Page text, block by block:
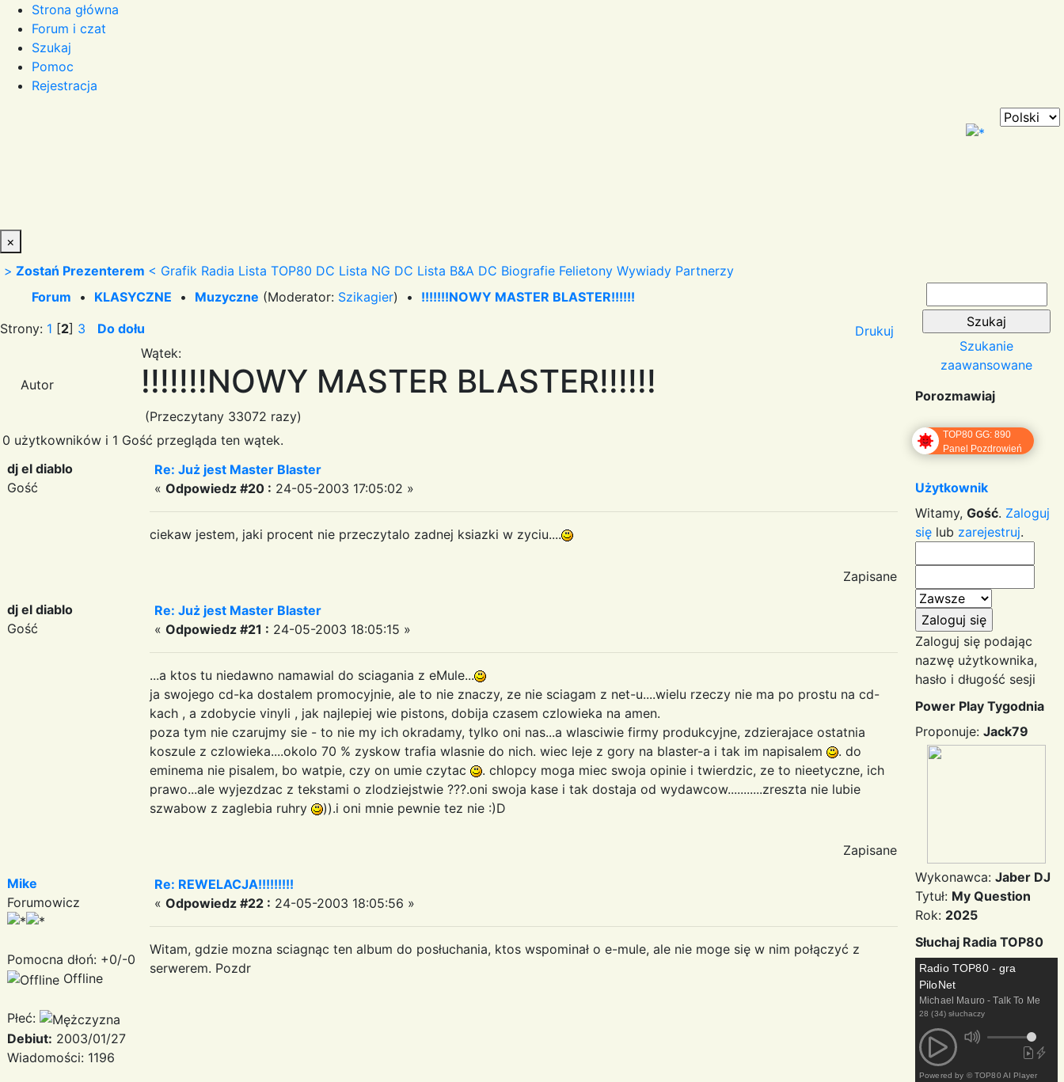
Strona główna
Forum i czat
Szukaj
Pomoc
Rejestracja
×
> Zostań Prezenterem < Grafik Radia Lista TOP80 DC Lista NG DC Lista B&A DC Biografie Felietony Wywiady Partnerzy
Forum • KLASYCZNE • Muzyczne (Moderator: Szikagier) • !!!!!!!NOWY MASTER BLASTER!!!!!!
Strony: 1 [2] 3 Do dołu Drukuj
Autor
Wątek:
!!!!!!!NOWY MASTER BLASTER!!!!!!
(Przeczytany 33072 razy)
0 użytkowników i 1 Gość przegląda ten wątek.
dj el diablo
Gość
Re: Już jest Master Blaster
« Odpowiedz #20 : 24-05-2003 17:05:02 »
ciekaw jestem, jaki procent nie przeczytalo zadnej ksiazki w zyciu....
Zapisane
dj el diablo
Gość
Re: Już jest Master Blaster
« Odpowiedz #21 : 24-05-2003 18:05:15 »
...a ktos tu niedawno namawial do sciagania z eMule...
ja swojego cd-ka dostalem promocyjnie, ale to nie znaczy, ze nie sciagam z net-u....wielu rzeczy nie ma po prostu na cd-
kach , a zdobycie vinyli , jak najlepiej wie pistons, dobija czasem czlowieka na amen.
poza tym nie czarujmy sie - to nie my ich okradamy, tylko oni nas...a wlasciwie firmy produkcyjne, zdzierajace ostatnia
koszule z czlowieka....okolo 70 % zyskow trafia wlasnie do nich. wiec leje z gory na blaster-a i tak im napisalem
. do
eminema nie pisalem, bo watpie, czy on umie czytac
. chlopcy moga miec swoja opinie i twierdzic, ze to nieetyczne, ich
prawo...ale wyjezdzac z tekstami o zlodziejstwie ???.oni swoja kase i tak dostaja od wydawcow...........zreszta nie lubie
szwabow z zaglebia ruhry
)).i oni mnie pewnie tez nie :)D
Zapisane
Mike
Forumowicz
Pomocna dłoń: +0/-0
Offline
Płeć:
Debiut: 2003/01/27
Wiadomości: 1196
Re: REWELACJA!!!!!!!!!
« Odpowiedz #22 : 24-05-2003 18:05:56 »
Witam, gdzie mozna sciagnąc ten album do posłuchania, ktos wspominał o e-mule, ale nie moge się w nim połączyć z
serwerem. Pozdr
Szukanie
zaawansowane
Porozmawiaj
TOP80 GG: 890
Panel Pozdrowień
Użytkownik
Witamy, Gość. Zaloguj
się lub zarejestruj.
Zaloguj się podając
nazwę użytkownika,
hasło i długość sesji
Power Play Tygodnia
Proponuje: Jack79
Wykonawca: Jaber DJ
Tytuł: My Question
Rok: 2025
Słuchaj Radia TOP80
Radio TOP80 - gra
PiloNet
Michael Mauro - Talk To Me
28 (34) słuchaczy
Powered by © TOP80 AI Player